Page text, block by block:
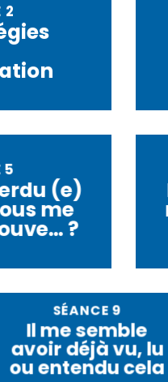
2
5
(e)
me
?
SÉANCE 9
Il me semble
avoir déjà vu, lu
ou entendu cela